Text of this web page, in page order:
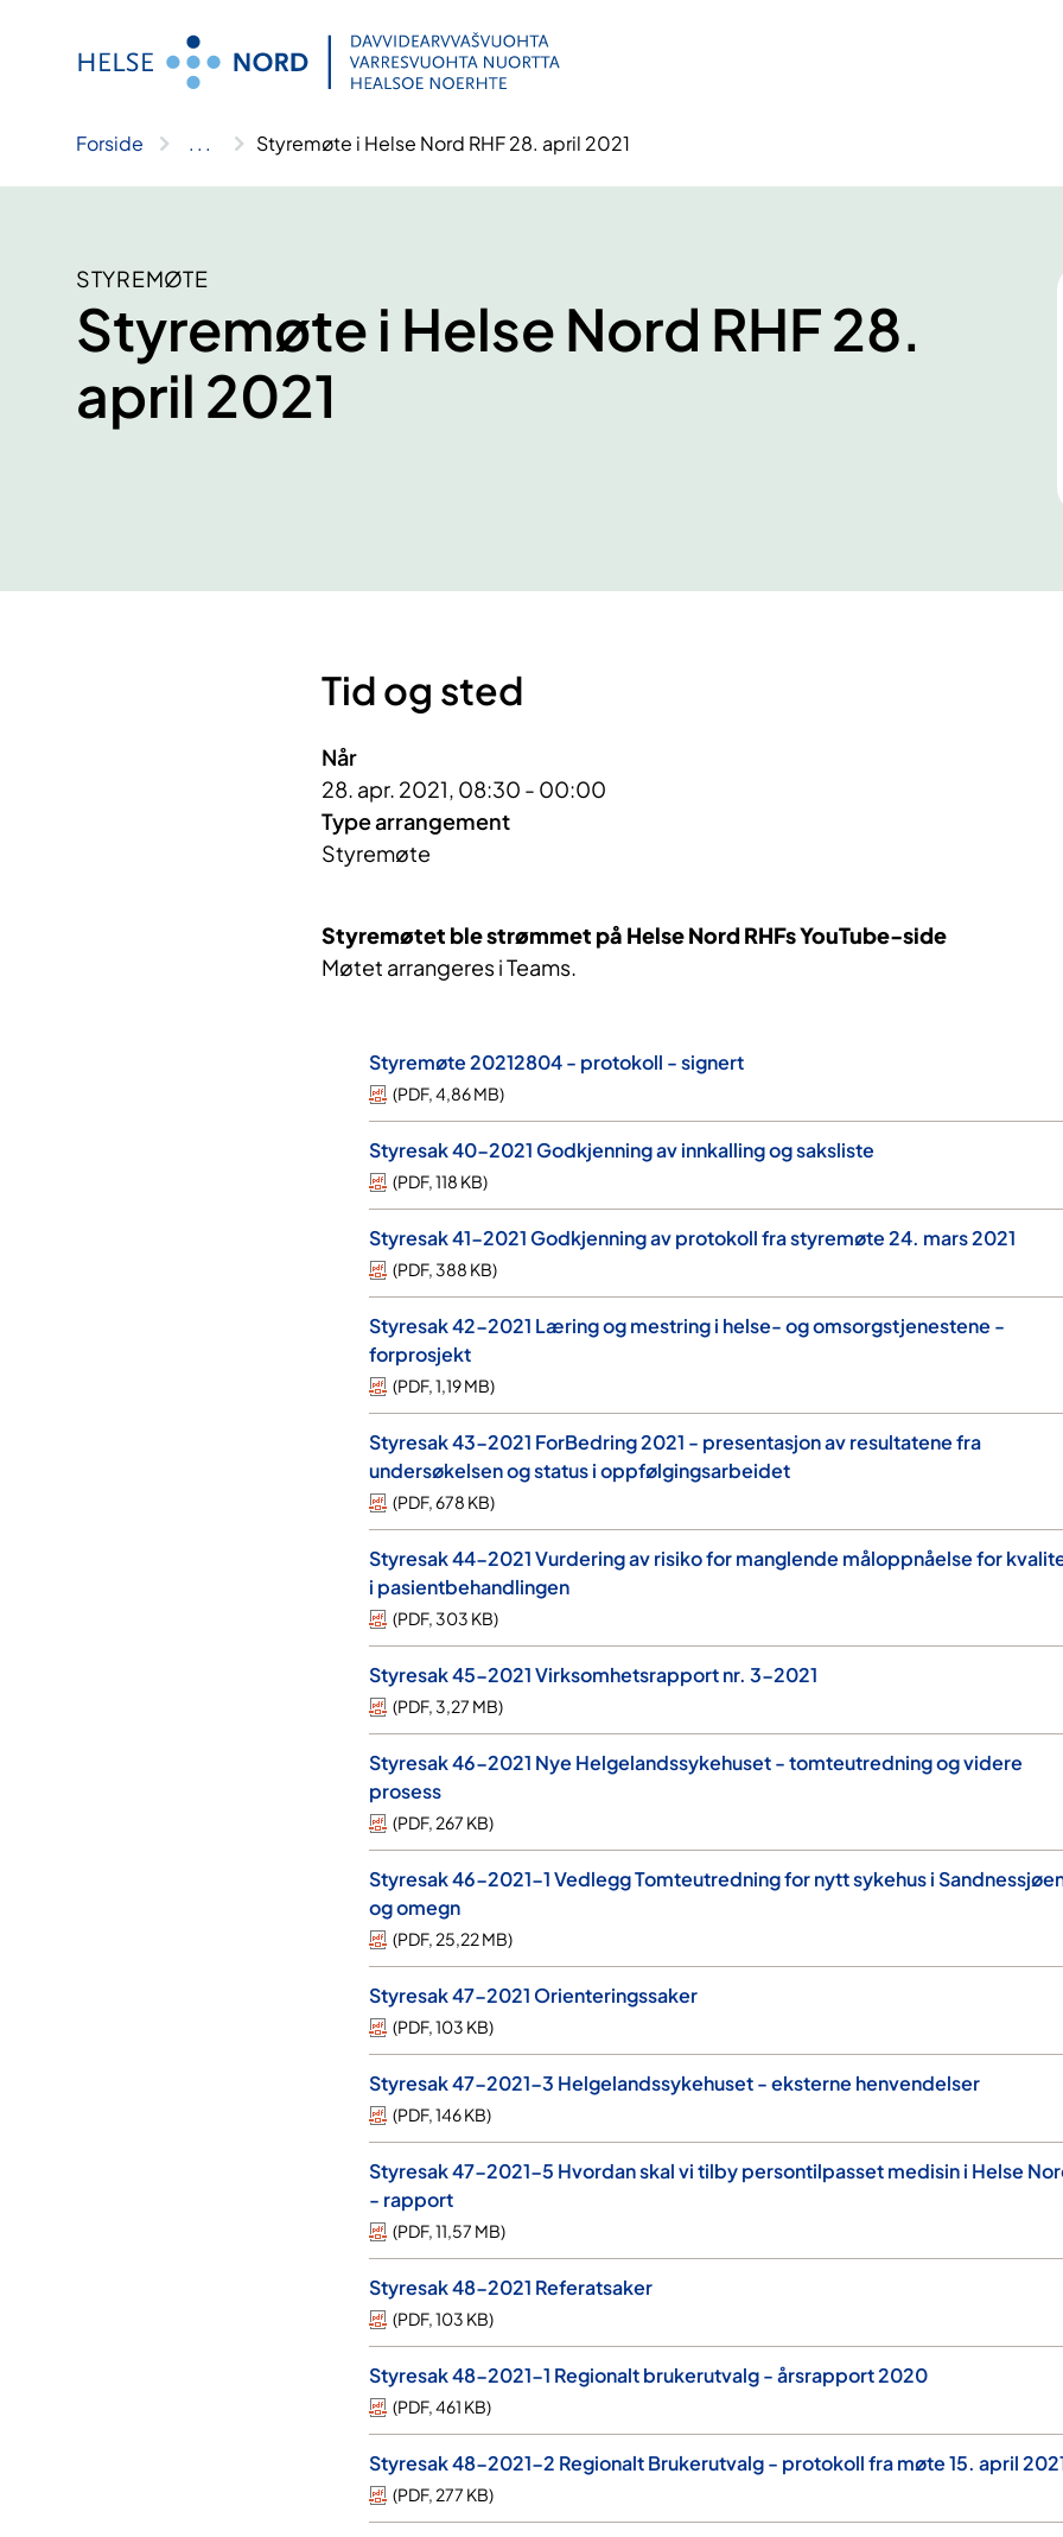
Forside .. . Styremøte i Helse Nord RHF 28. april 2021
STYREMØTE
Styremøte i Helse Nord RHF 28.
april 2021
Tid og sted
Når
28. apr. 2021, 08:30 - 00:00
Type arrangement
Styremøte
Styremøtet ble strømmet på Helse Nord RHFs YouTube-side
Møtet arrangeres i Teams.
Styremøte 20212804 - protokoll - signert
(PDF,4,86 MB)
Styresak 40-2021 Godkjenning av innkalling og saksliste
(PDF,118 KB)
Styresak 41-2021 Godkjenning av protokoll fra styremøte 24. mars 2021
(PDF, 388 KB)
Styresak 42-2021 Læring og mestring i helse- og omsorgstjenestene -
forprosjekt
(PDF,1,19 MB)
Styresak 43-2021 ForBedring 2021 - presentasjon av resultatene fra
undersøkelsen og status i oppfølgingsarbeidet
(PDF,678 KB)
Styresak 44-2021 Vurdering av risiko for manglende måloppnåelse for
i pasientbehandlingen
(PDF, 303 KB)
Styresak 45-2021 Virksomhetsrapport nr. 3-2021
(PDF, 3,27 MB)
Styresak 46-2021 Nye Helgelandssykehuset - tomteutredning og videre
prosess
(PDF, 267 KB)
Styresak 46-2021-1 Vedlegg Tomteutredning for nytt sykehus i
og omegn
(PDF, 25,22 MB)
Styresak 47-2021 Orienteringssaker
(PDF,103 KB)
Styresak 47-2021-3 Helgelandssykehuset - eksterne henvendelser
(PDF,146 KB)
Styresak 47-2021-5 Hvordan skal vi tilby persontilpasset medisin i Helse
- rapport
(PDF,11,57 MB)
Styresak 48-2021 Referatsaker
(PDF,103 KB)
Styresak 48-2021-1 Regionalt brukerutvalg - årsrapport 2020
(PDF,461 KB)
Styresak 48-2021-2 Regionalt Brukerutvalg - protokoll fra møte 15. april
(PDF, 277 KB)